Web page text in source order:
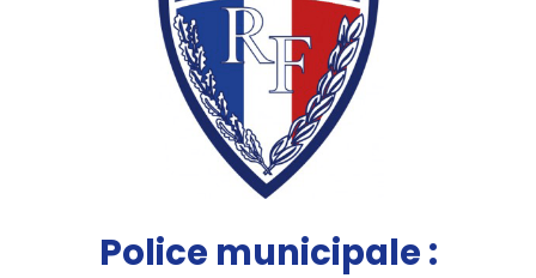
Police municipale :